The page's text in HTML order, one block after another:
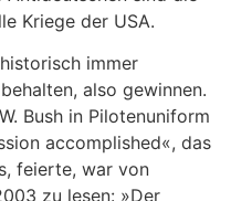
Kriege der USA.
immer
also gewinnen.
Bush in Pilotenuniform
accomplished«, das
feierte, war von
zu lesen: »Der